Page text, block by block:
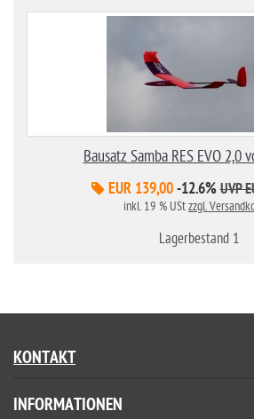
Bausatz Samba RES EVO 2,0
EUR 139,00 -12.6% UVP
inkl. 19 % UStzzgl.
Lagerbestand 1
KONTAKT
INFORMATIONEN